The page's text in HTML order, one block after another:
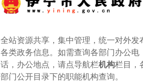
全站资源共享，集中管理，统一对外发
各类政务信息。如需查询各部门办公电
话，办公地点，请点导航栏机构栏目，
部门公开目录下的职能机构查询。